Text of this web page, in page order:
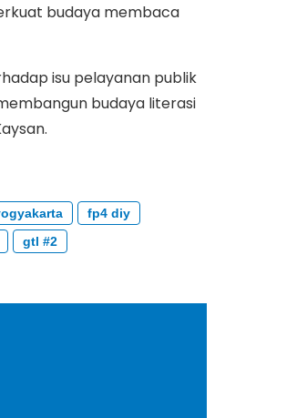
budaya membaca
isu pelayanan publik
budaya literasi
fp4 diy
gtl #2